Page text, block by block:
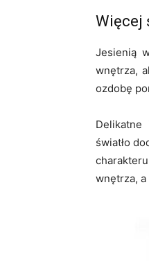
Więcej
Jesienią
wnętrza,
ozdobę
światło
wnętrza,